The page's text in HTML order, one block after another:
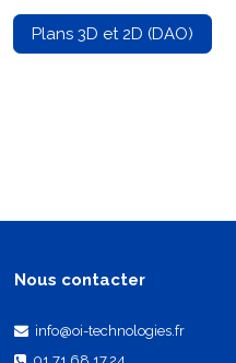
Plans 3D et 2D (DAO)
Nous contacter
info@oi-technologies.fr